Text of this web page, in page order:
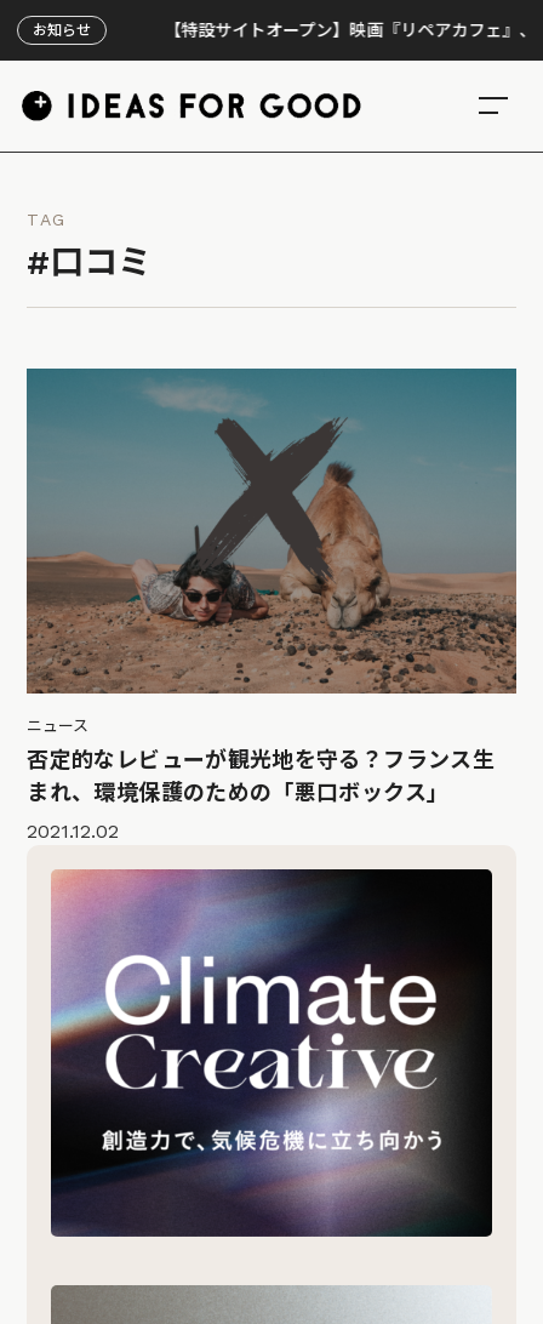
お知らせ 【特設サイトオープン】映画『リペアカフェ』、上映
TAG
#口コミ
ニュース
否定的なレビューが観光地を守る？フランス生
まれ、環境保護のための「悪口ボックス」
2021.12.02